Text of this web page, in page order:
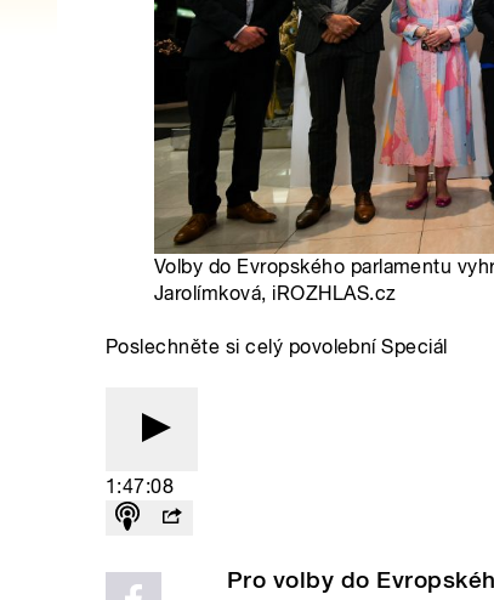
Volby do Evropského parlamentu
Jarolímková, iROZHLAS.cz
Poslechněte si celý povolební Speciál
1:47:08
Pro volby do